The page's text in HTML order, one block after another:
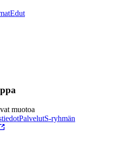
Edut
muotoa
PalvelutS-ryhmän